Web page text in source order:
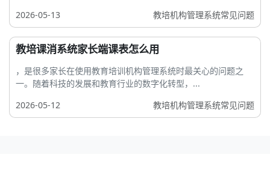
2026-05-13
教培机构管理系统常见问题
教培课消系统家长端课表怎么用
，是很多家长在使用教育培训机构管理系统时最关心的问题之
一。随着科技的发展和教育行业的数字化转型，...
2026-05-12
教培机构管理系统常见问题